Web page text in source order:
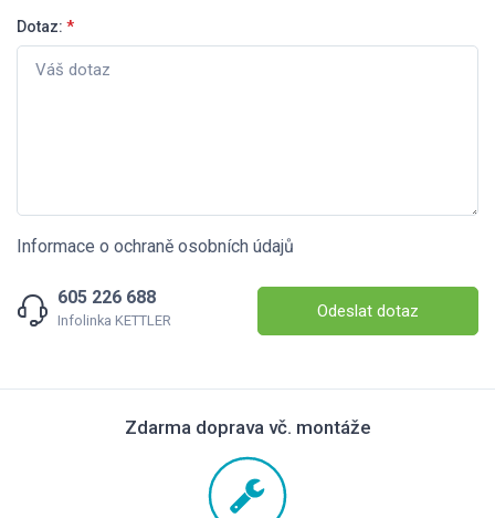
Dotaz: *
Informace o ochraně osobních údajů
605 226 688
Infolinka KETTLER Odeslat dotaz
Zdarma doprava vč. montáže